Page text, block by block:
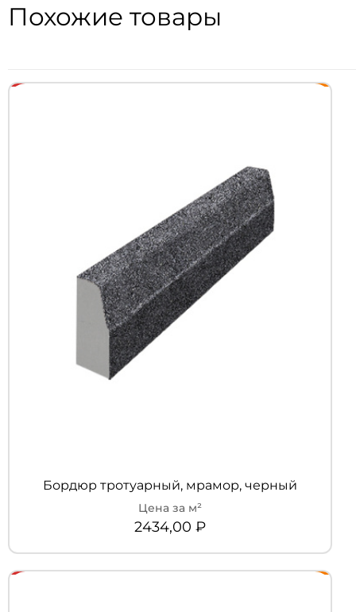
Похожие товары
Бордюр тротуарный, мрамор, черный
2434,00 ₽